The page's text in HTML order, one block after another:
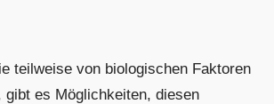
teilweise von biologischen Faktoren
gibt es Möglichkeiten, diesen